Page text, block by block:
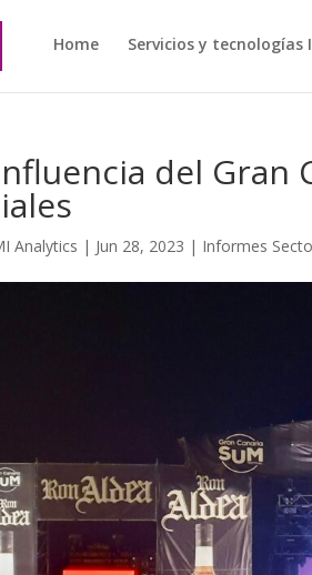
Home Servicios y tecnologías
del Gran
Analytics | Jun 28, 2023 | Informes